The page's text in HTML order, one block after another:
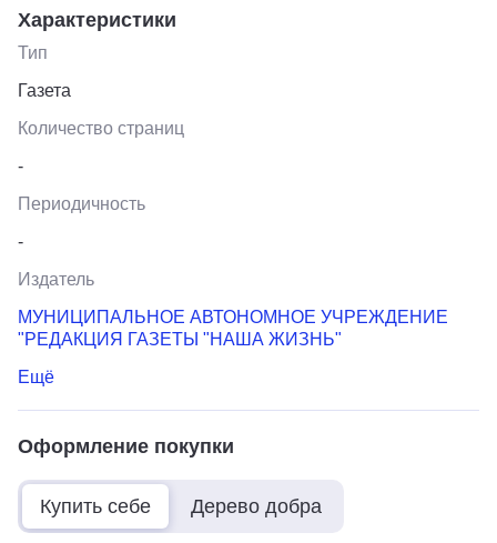
Характеристики
Тип
Газета
Количество страниц
-
Периодичность
-
Издатель
МУНИЦИПАЛЬНОЕ АВТОНОМНОЕ УЧРЕЖДЕНИЕ
"РЕДАКЦИЯ ГАЗЕТЫ "НАША ЖИЗНЬ"
Ещё
Оформление покупки
Купить себе Дерево добра